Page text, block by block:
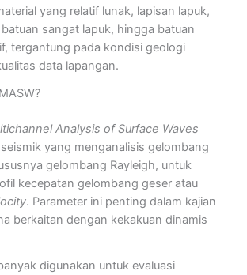
yang relatif lunak, lapisan lapuk,
sangat lapuk, hingga batuan
tergantung pada kondisi geologi
data lapangan.
Analysis of Surface Waves
yang menganalisis gelombang
gelombang Rayleigh, untuk
kecepatan gelombang geser atau
. Parameter ini penting dalam kajian
berkaitan dengan kekakuan dinamis
digunakan untuk evaluasi